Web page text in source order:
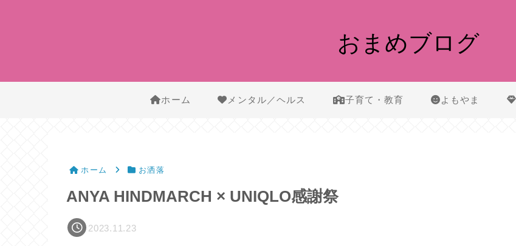
おまめブログ
ホーム メンタル／ヘルス 子育て・教育 よもやま
ホーム お洒落
ANYA HINDMARCH × UNIQLO感謝祭
2023.11.23